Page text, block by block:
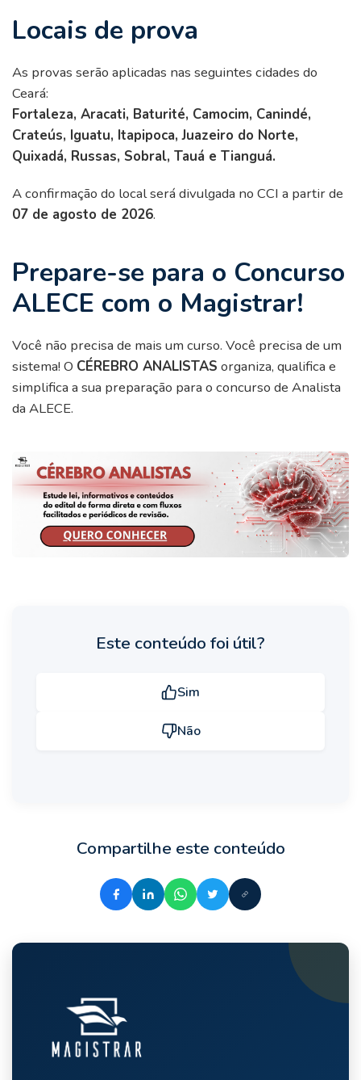
Locais de prova
As provas serão aplicadas nas seguintes cidades do
Ceará:
Fortaleza, Aracati, Baturité, Camocim, Canindé,
Crateús, Iguatu, Itapipoca, Juazeiro do Norte,
Quixadá, Russas, Sobral, Tauá e Tianguá.
A confirmação do local será divulgada no CCI a partir de
07 de agosto de 2026.
Prepare-se para o Concurso
ALECE com o Magistrar!
Você não precisa de mais um curso. Você precisa de um
sistema! O CÉREBRO ANALISTAS organiza, qualifica e
simplifica a sua preparação para o concurso de Analista
da ALECE.
Este conteúdo foi útil?
Sim
Não
Compartilhe este conteúdo